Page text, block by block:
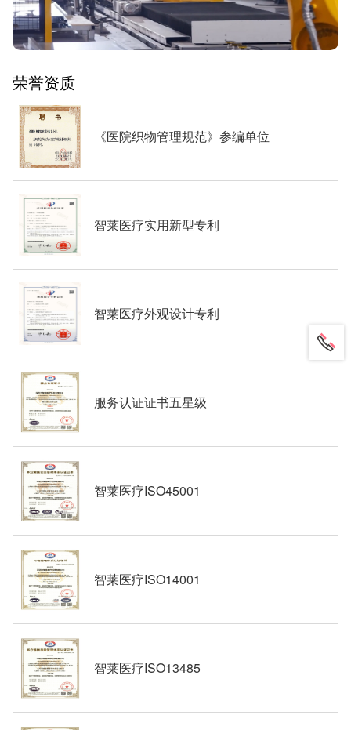
荣誉资质
《医院织物管理规范》参编单位
智莱医疗实用新型专利
智莱医疗外观设计专利
服务认证证书五星级
智莱医疗ISO45001
智莱医疗ISO14001
智莱医疗ISO13485